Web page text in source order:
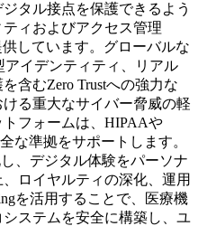
タル接点を保護できるよう
ィおよびアクセス管理
しています。グローバルな
イデンティティ、リアル
含むZero Trustへの強力な
る重大なサイバー脅威の軽
フォームは、HIPAAや
な準拠をサポートします。
、デジタル体験をパーソナ
ロイヤルティの深化、運用
を活用することで、医療機
ステムを安全に構築し、ユ